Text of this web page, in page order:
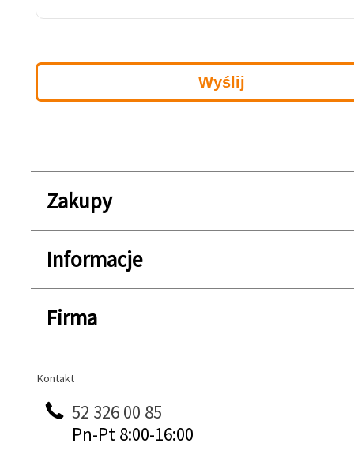
Zakupy
Informacje
Firma
Kontakt
Kontakt
52 326 00 85
Pn-Pt 8:00-16:00